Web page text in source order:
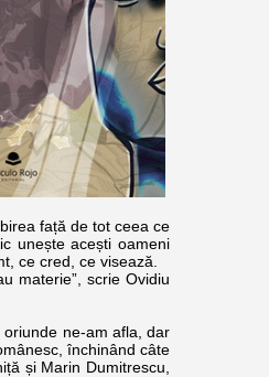
față de tot ceea ce
unește acești oameni
ce cred, ce visează.
materie”, scrie Ovidiu
ne-am afla, dar
închinând câte
și Marin Dumitrescu,